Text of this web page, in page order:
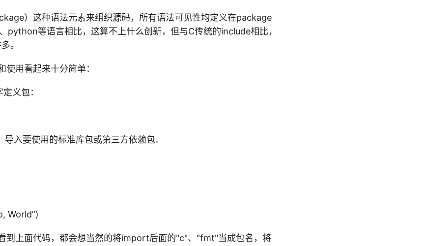
）这种语法元素来组织源码，所有语法可见性均定义在package
python等语言相比，这算不上什么创新，但与C传统的include相比，
。
使用看起来十分简单：
义包：
入要使用的标准库包或第三方依赖包。
World”)
到上面代码，都会想当然的将import后面的"c"、“fmt"当成包名，将